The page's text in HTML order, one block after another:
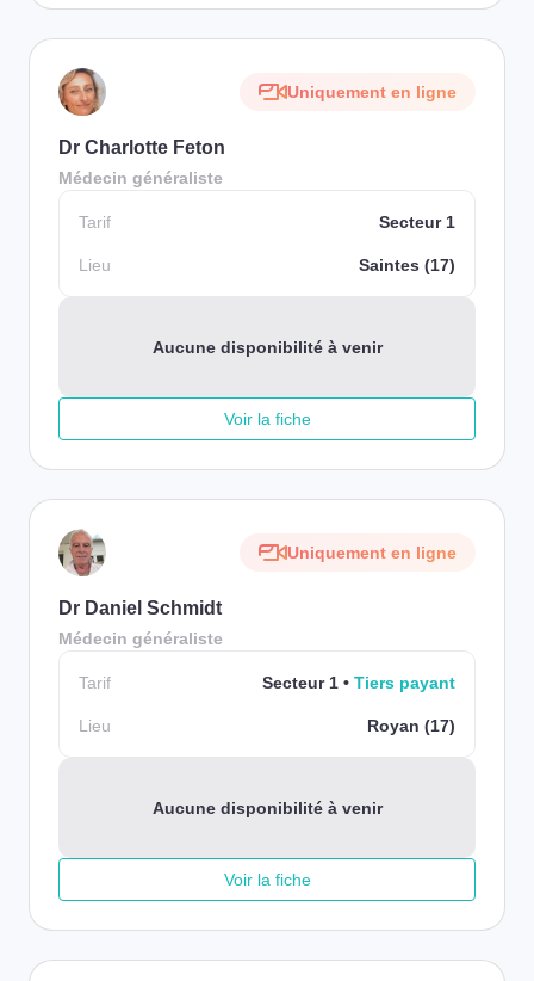
Uniquement en ligne
Dr Charlotte Feton
Médecin généraliste
Tarif Secteur 1
Lieu Saintes (17)
Aucune disponibilité à venir
Voir la fiche
Uniquement en ligne
Dr Daniel Schmidt
Médecin généraliste
Tarif Secteur 1 Tiers payant
Lieu Royan (17)
Aucune disponibilité à venir
Voir la fiche